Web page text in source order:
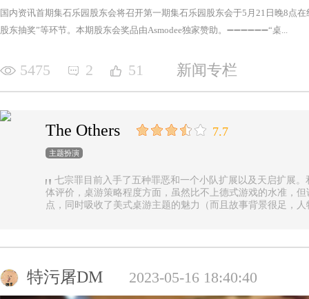
国内资讯首期集石乐园股东会将召开第一期集石乐园股东会于5月21日晚8点
股东抽奖”等环节。本期股东会奖品由Asmodee独家赞助。➖➖➖➖➖➖“桌...
5475 2 51 新闻专栏
The Others 7.7
主题扮演
七宗罪目前入手了五种罪恶和一个小队扩展以及天启扩展
体评价，桌游策略程度方面，虽然比不上德式游戏的水准，
点，同时吸收了美式桌游主题的魅力（而且故事背景很足，
事推进，化身降临，如若不慎，充满力量的化身必将索去英
罪恶中最有气势的，很不错，而作为拓展中的天启和天启四
特污屠DM 2023-05-16 18:40:40